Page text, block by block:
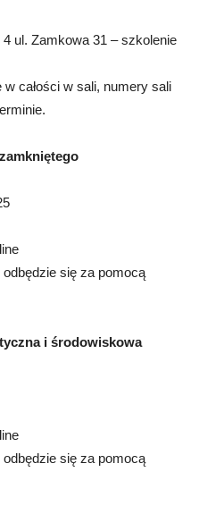
ul. Zamkowa 31 – szkolenie
w całości w sali, numery sali
się za pomocą
i środowiskowa
się za pomocą